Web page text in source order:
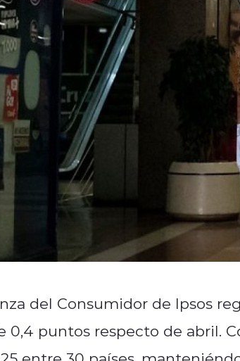
del Consumidor de Ipsos
0,4 puntos respecto de abril.